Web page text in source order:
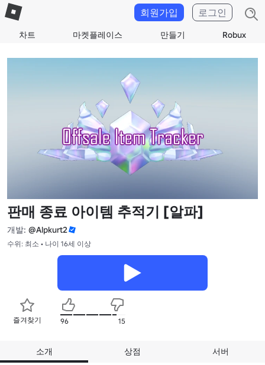
차트 마켓플레이스 만들기 Robux
회원가입 로그인
판매 종료 아이템 추적기 [알파]
개발: @Alpkurt2
수위: 최소 • 나이 16세 이상
즐겨찾기 96 15
소개 상점 서버